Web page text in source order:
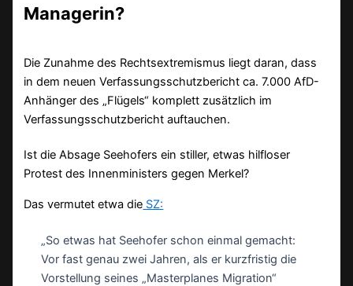
Managerin?
Die Zunahme des Rechtsextremismus liegt daran, dass
in dem neuen Verfassungsschutzbericht ca. 7.000 AfD-
Anhänger des „Flügels“ komplett zusätzlich im
Verfassungsschutzbericht auftauchen.
Ist die Absage Seehofers ein stiller, etwas hilfloser
Protest des Innenministers gegen Merkel?
Das vermutet etwa die SZ:
„So etwas hat Seehofer schon einmal gemacht:
Vor fast genau zwei Jahren, als er kurzfristig die
Vorstellung seines „Masterplanes Migration“